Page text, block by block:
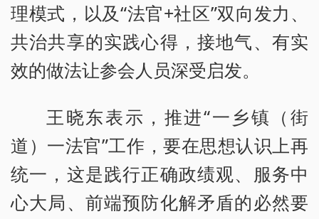
理模式，以及“法官+社区”双向发力、
共治共享的实践心得，接地气、有实
效的做法让参会人员深受启发。
王晓东表示，推进“一乡镇（街
道）一法官”工作，要在思想认识上再
统一，这是践行正确政绩观、服务中
心大局、前端预防化解矛盾的必然要